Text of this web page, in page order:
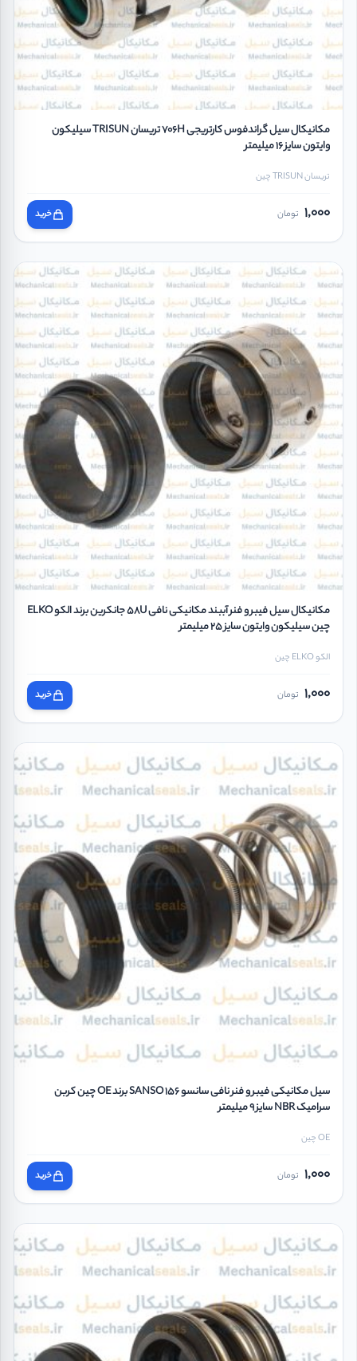
مکانیکال سیل گراندفوس کارتریجی 706H تریسان TRISUN سیلیکون
وایتون سایز 16 میلیمتر
تریسان TRISUN چین
1,000 تومان خرید
مکانیکال سیل فیبر و فنر آببند مکانیکی نافی 58U جانکرین برند الکو ELKO
چین سیلیکون وایتون سایز 25 میلیمتر
الکو ELKO چین
1,000 تومان خرید
سیل مکانیکی فیبر و فنر نافی سانسو 156 SANSO برند OE چین کربن
سرامیک NBR سایز 9 میلیمتر
OE چین
1,000 تومان خرید